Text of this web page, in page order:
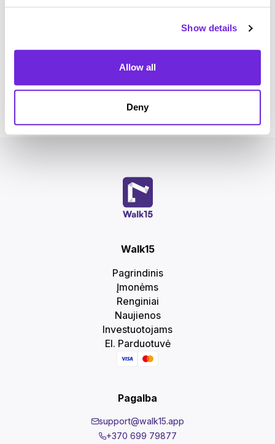
Show details
Allow all
Deny
Walk15
Pagrindinis
Įmonėms
Renginiai
Naujienos
Investuotojams
El. Parduotuvė
Pagalba
support@walk15.app
+370 699 79877